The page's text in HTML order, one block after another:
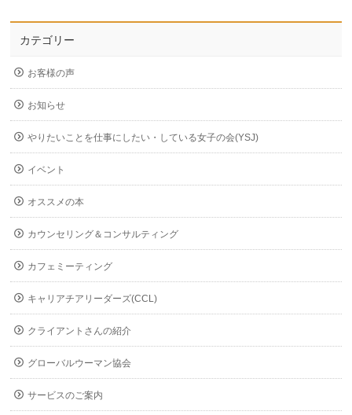
カテゴリー
お客様の声
お知らせ
やりたいことを仕事にしたい・している女子の会(YSJ)
イベント
オススメの本
カウンセリング＆コンサルティング
カフェミーティング
キャリアチアリーダーズ(CCL)
クライアントさんの紹介
グローバルウーマン協会
サービスのご案内